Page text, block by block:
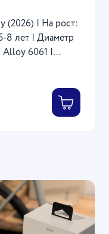
(2026) | На рост:
8 лет | Диаметр
6061 |